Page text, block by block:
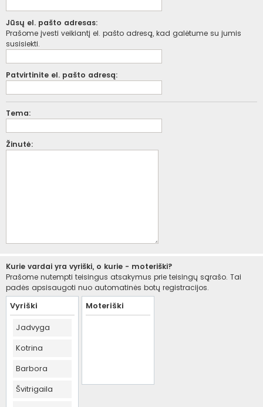
Jūsų el. pašto adresas:
Prašome įvesti veikiantį el. pašto adresą, kad galėtume su jumis
susisiekti.
Patvirtinite el. pašto adresą:
Tema:
Žinutė:
Kurie vardai yra vyriški, o kurie - moteriški?
Prašome nutempti teisingus atsakymus prie teisingų sąrašo. Tai
padės apsisaugoti nuo automatinės botų registracijos.
Vyriški
Jadvyga
Kotrina
Barbora
Švitrigaila
Moteriški